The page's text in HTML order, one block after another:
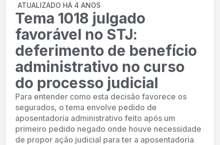
ATUALIZADO HÁ 4 ANOS
Tema 1018 julgado
favorável no STJ:
deferimento de benefício
administrativo no curso
do processo judicial
Para entender como esta decisão favorece os
segurados, o tema envolve pedido de
aposentadoria administrativo feito após um
primeiro pedido negado onde houve necessidade
de propor ação judicial para ter a aposentadoria